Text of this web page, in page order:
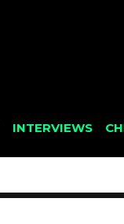
INTERVIEWS